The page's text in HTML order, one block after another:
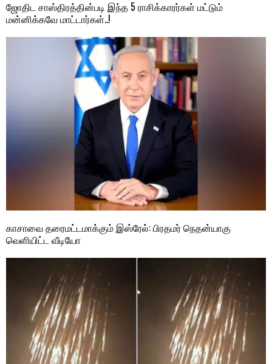
ஜோதிட சாஸ்திரத்தின்படி இந்த 5 ராசிக்காரர்கள் மட்டும்
மன்னிக்கவே மாட்டார்கள்..!
காசாவை தரைமட்டமாக்கும் இஸ்ரேல்: பிரதமர் நெதன்யாகு
வெளியிட்ட வீடியோ